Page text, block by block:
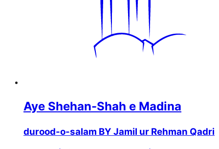
Aye Shehan-Shah e Madina
durood-o-salam BY Jamil ur Rehman Qadri